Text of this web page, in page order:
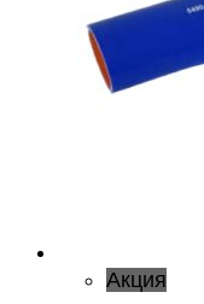
Акция